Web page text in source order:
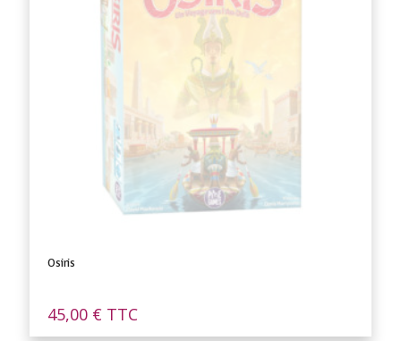
Osiris
45,00 € TTC